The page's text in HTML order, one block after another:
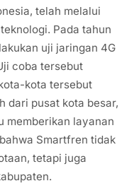
telah melalui
Pada tahun
uji jaringan 4G
coba tersebut
kota tersebut
dari pusat kota besar,
memberikan layanan
Smartfren tidak
tetapi juga